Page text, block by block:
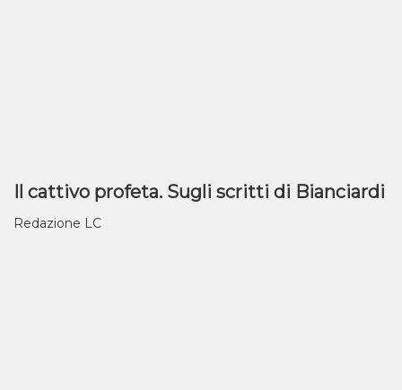
Il cattivo profeta. Sugli scritti di Bianciardi
Redazione LC